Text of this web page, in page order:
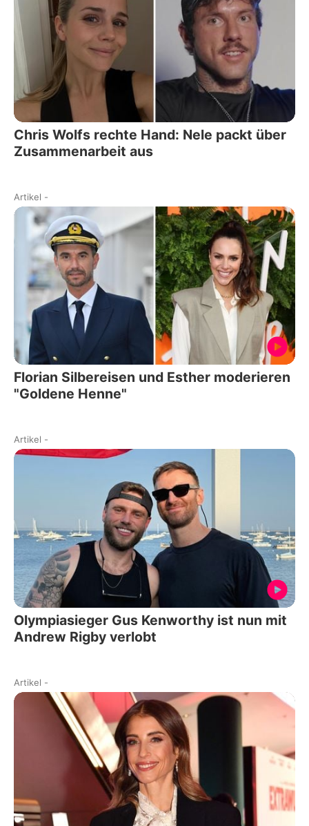
Chris Wolfs rechte Hand: Nele packt über
Zusammenarbeit aus
Artikel -
Florian Silbereisen und Esther moderieren
"Goldene Henne"
Artikel -
Olympiasieger Gus Kenworthy ist nun mit
Andrew Rigby verlobt
Artikel -